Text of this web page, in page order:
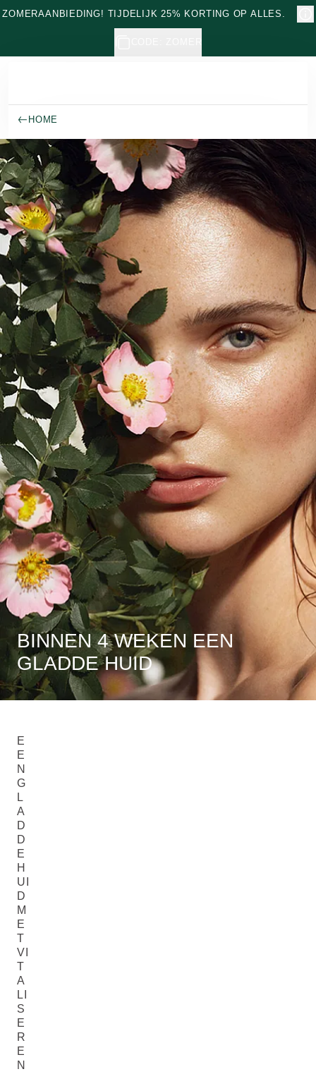
Naar hoofdinhoud gaan
ZOMERAANBIEDING! TIJDELIJK 25% KORTING OP ALLES.
HOME
BINNEN 4 WEKEN EEN
GLADDE HUID
E
E
N
G
L
A
D
D
E
H
UI
D
M
E
T
VI
T
A
LI
S
E
R
E
N